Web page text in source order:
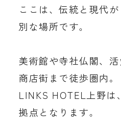
ここは、伝統と現代
別な場所です。
美術館や寺社仏閣、
商店街まで徒歩圏内。
LINKS HOTEL上野は
拠点となります。